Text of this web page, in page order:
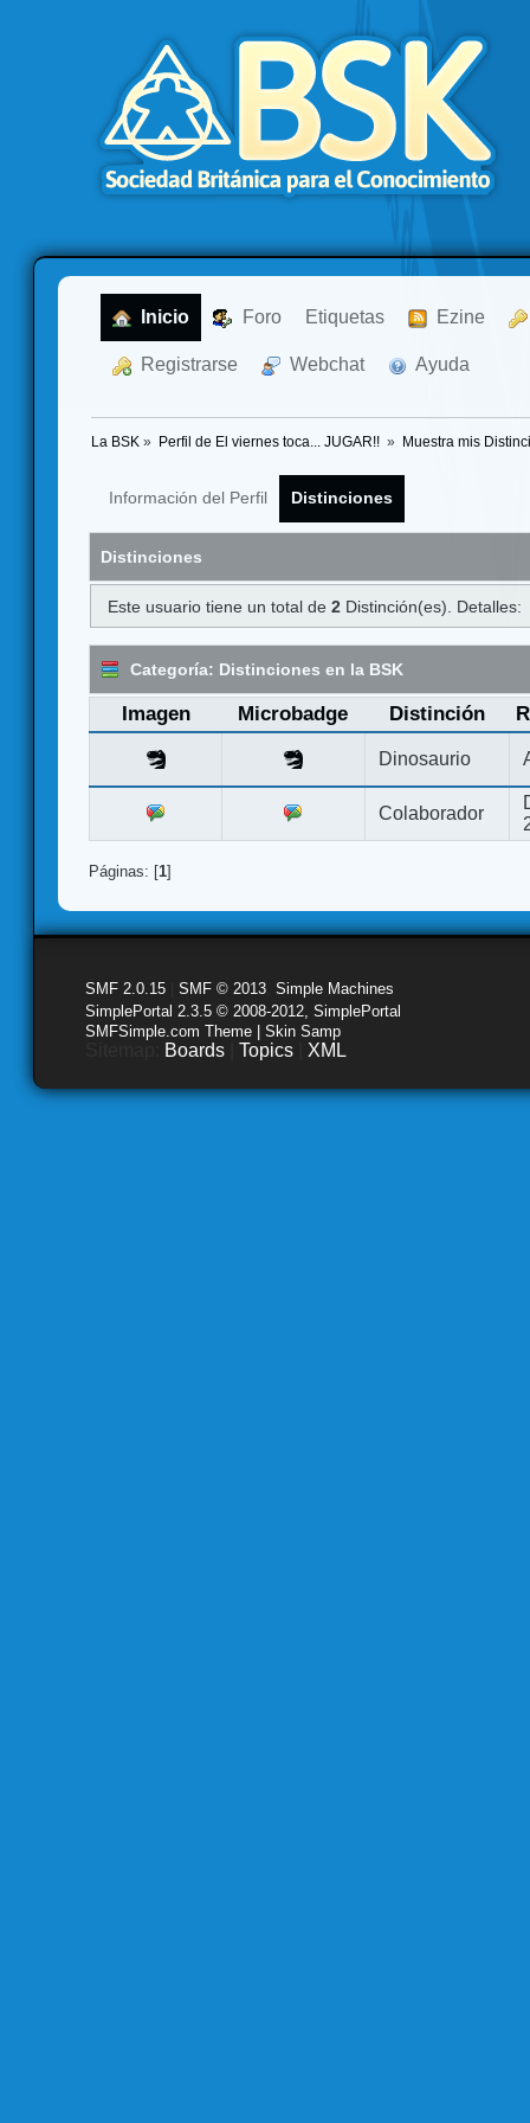
Inicio Foro Etiquetas Ezine
Registrarse Webchat Ayuda
La BSK » Perfil de El viernes toca... JUGAR!! » Muestra mis
Información del Perfil Distinciones
Distinciones
Este usuario tiene un total de2 Distinción(es). Detalles:
Categoría: Distinciones en la BSK
Imagen Microbadge Distinción
Dinosaurio
Colaborador
Páginas: [1]
SMF 2.0.15 SMF © 2013 Simple Machines
SimplePortal 2.3.5 © 2008-2012, SimplePortal
SMFSimple.com Theme | Skin Samp
Boards Topics XML